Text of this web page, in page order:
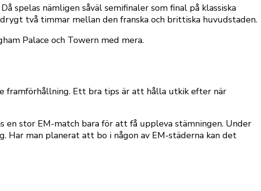
spelas nämligen såväl semifinaler som final på klassiska
två timmar mellan den franska och brittiska huvudstaden.
Palace och Towern med mera.
Ett bra tips är att hålla utkik efter när
stor EM-match bara för att få uppleva stämningen. Under
Har man planerat att bo i någon av EM-städerna kan det